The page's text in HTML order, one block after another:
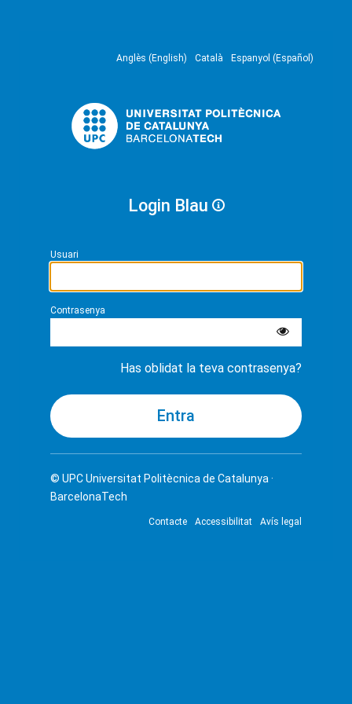
Anglès (English) Català Espanyol (Español)
Login Blau
Usuari
Contrasenya
Has oblidat la teva contrasenya?
© UPCUniversitat Politècnica de Catalunya ·
BarcelonaTech
Contacte Accessibilitat Avís legal